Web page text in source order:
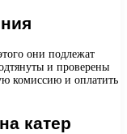
они подлежат
и проверены
комиссию и оплатить
катер